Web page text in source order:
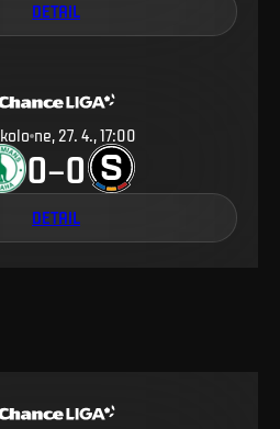
DETAIL
kolo ne, 27. 4., 17:00
0–0
DETAIL